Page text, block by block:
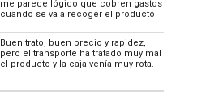
me parece lógico que cobren gastos
cuando se va a recoger el producto
Buen trato, buen precio y rapidez,
pero el transporte ha tratado muy mal
el producto y la caja venía muy rota.